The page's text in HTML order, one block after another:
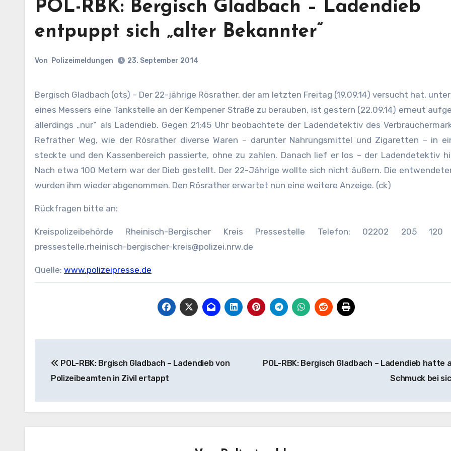
POL-RBK: Bergisch Gladbach – Ladendieb
entpuppt sich „alter Bekannter“
Von Polizeimeldungen 23. September 2014
Bergisch Gladbach (ots) – Der 22-jährige Rösrather, der am letzten Freitag (19.09.14) versucht hat,
eines Messers eine Tankstelle an der Kempener Straße zu berauben, ist gestern (22.09.14) erneut
allerdings „nur“ als Ladendieb. Gegen 21:45 Uhr beobachtete der Ladendetektiv des
Refrather Weg, wie der Rösrather diverse Waren – darunter Nahrungsmittel und Zigaretten – in
steckte und den Kassenbereich passierte, ohne zu zahlen. Danach lief er los – der Ladendetektiv
Nach etwa 100 Metern war der Dieb gestellt. Der 22-Jährige wollte sich nicht äußern. Die
wurden ihm wieder abgenommen. Den Rösrather erwartet nun eine weitere Anzeige. (ck)
Rückfragen bitte an:
Kreispolizeibehörde Rheinisch-Bergischer Kreis Pressestelle Telefon: 02202 205 120
pressestelle.rheinisch-bergischer-kreis@polizei.nrw.de
Quelle: www.polizeipresse.de
POL-RBK: Brgisch Gladbach – Ladendieb von
Polizeibeamten in Zivil ertappt
POL-RBK: Bergisch Gladbach – Ladendieb hatte
Schmuck bei